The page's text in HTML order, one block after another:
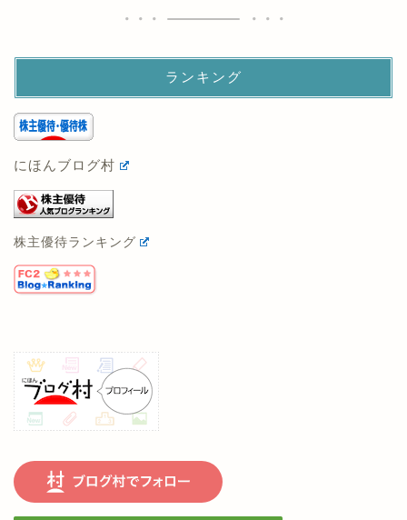
ランキング
にほんブログ村
株主優待ランキング